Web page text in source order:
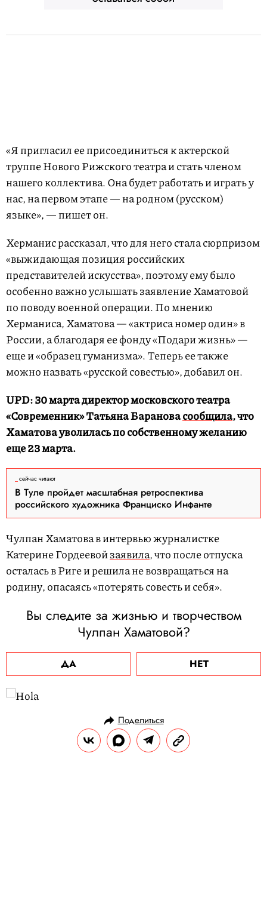
«Я пригласил ее присоединиться к актерской
труппе Нового Рижского театра и стать членом
нашего коллектива. Она будет работать и играть у
нас, на первом этапе — на родном (русском)
языке», — пишет он.
Херманис рассказал, что для него стала сюрпризом
«выжидающая позиция российских
представителей искусства», поэтому ему было
особенно важно услышать заявление Хаматовой
по поводу военной операции. По мнению
Херманиса, Хаматова — «актриса номер один» в
России, а благодаря ее фонду «Подари жизнь» —
еще и «образец гуманизма». Теперь ее также
можно назвать «русской совестью», добавил он.
UPD: 30 марта директор московского театра
«Современник» Татьяна Барановасообщила, что
Хаматова уволилась по собственному желанию
еще 23 марта.
сейчас читают
В Туле пройдет масштабная ретроспектива
российского художника Франциско Инфанте
Чулпан Хаматова в интервью журналистке
Катерине Гордеевойзаявила, что после отпуска
осталась в Риге и решила не возвращаться на
родину, опасаясь «потерять совесть и себя».
Вы следите за жизнью и творчеством
Чулпан Хаматовой?
ДА НЕТ
Поделиться